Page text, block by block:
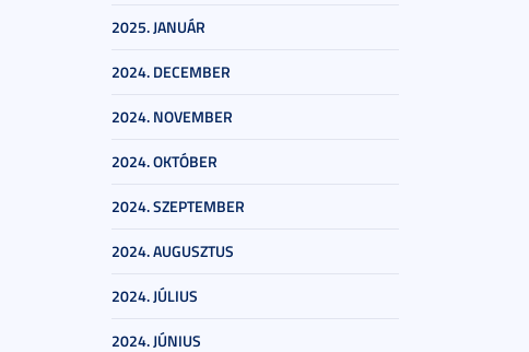
2025. JANUÁR
2024. DECEMBER
2024. NOVEMBER
2024. OKTÓBER
2024. SZEPTEMBER
2024. AUGUSZTUS
2024. JÚLIUS
2024. JÚNIUS